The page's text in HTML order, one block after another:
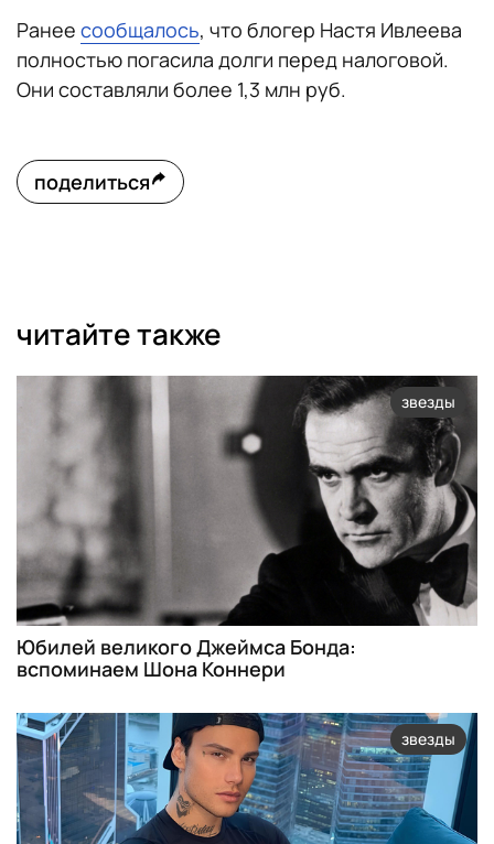
Ранее сообщалось, что блогер Настя Ивлеева
полностью погасила долги перед налоговой.
Они составляли более 1,3 млн руб.
поделиться
читайте также
звезды
Юбилей великого Джеймса Бонда:
вспоминаем Шона Коннери
звезды